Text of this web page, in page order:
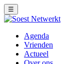
☰
Agenda
Vrienden
Actueel